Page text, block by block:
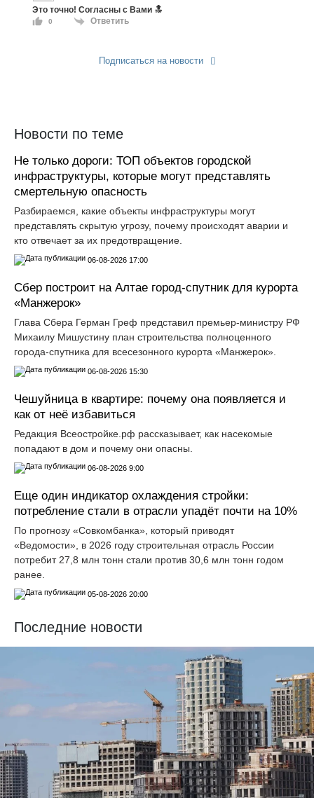
Это точно! Согласны с Вами 🔝
0 Ответить
Подписаться на новости
Новости по теме
Не только дороги: ТОП объектов городской
инфраструктуры, которые могут представлять
смертельную опасность
Разбираемся, какие объекты инфраструктуры могут
представлять скрытую угрозу, почему происходят аварии и
кто отвечает за их предотвращение.
06-08-2026 17:00
Сбер построит на Алтае город-спутник для курорта
«Манжерок»
Глава Сбера Герман Греф представил премьер-министру РФ
Михаилу Мишустину план строительства полноценного
города-спутника для всесезонного курорта «Манжерок».
06-08-2026 15:30
Чешуйница в квартире: почему она появляется и
как от неё избавиться
Редакция Всеостройке.рф рассказывает, как насекомые
попадают в дом и почему они опасны.
06-08-2026 9:00
Еще один индикатор охлаждения стройки:
потребление стали в отрасли упадёт почти на 10%
По прогнозу «Совкомбанка», который приводят
«Ведомости», в 2026 году строительная отрасль России
потребит 27,8 млн тонн стали против 30,6 млн тонн годом
ранее.
05-08-2026 20:00
Последние новости